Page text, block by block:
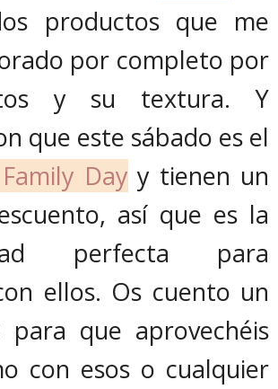
productos que me
por completo por
y su textura. Y
que este sábado es el
Day y tienen un
así que es la
perfecta para
ellos. Os cuento un
para que aprovechéis
con esos o cualquier